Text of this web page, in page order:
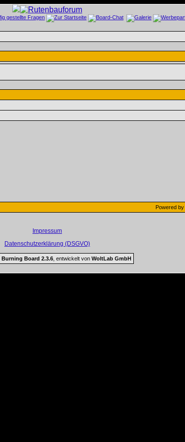
Powered by
Impressum
Datenschutzerklärung (DSGVO)
Burning Board 2.3.6, entwickelt von WoltLab GmbH